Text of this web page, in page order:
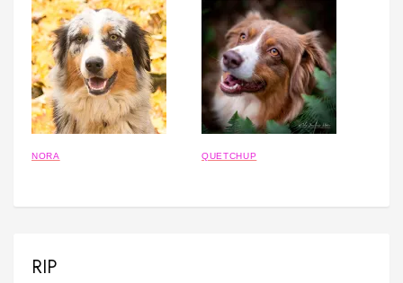
NORA QUETCHUP
RIP